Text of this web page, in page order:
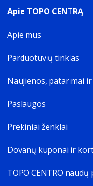
Apie TOPO CENTRĄ
Apie mus
Parduotuvių tinklas
Naujienos, patarimai ir
Paslaugos
Prekiniai ženklai
Dovanų kuponai ir
TOPO CENTRO